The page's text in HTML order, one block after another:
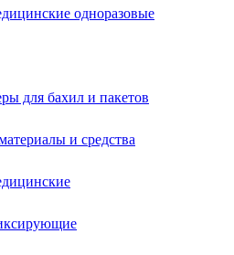
одноразовые
для бахил и пакетов
и средства